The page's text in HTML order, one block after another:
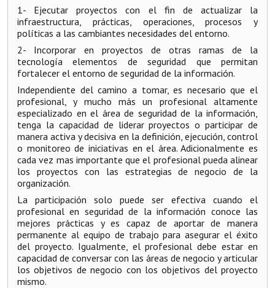
1- Ejecutar proyectos con el fin de actualizar la
infraestructura, prácticas, operaciones, procesos y
políticas a las cambiantes necesidades del entorno.
2- Incorporar en proyectos de otras ramas de la
tecnología elementos de seguridad que permitan
fortalecer el entorno de seguridad de la información.
Independiente del camino a tomar, es necesario que el
profesional, y mucho más un profesional altamente
especializado en el área de seguridad de la información,
tenga la capacidad de liderar proyectos o participar de
manera activa y decisiva en la definición, ejecución, control
o monitoreo de iniciativas en el área. Adicionalmente es
cada vez mas importante que el profesional pueda alinear
los proyectos con las estrategias de negocio de la
organización.
La participación solo puede ser efectiva cuando el
profesional en seguridad de la información conoce las
mejores prácticas y es capaz de aportar de manera
permanente al equipo de trabajo para asegurar el éxito
del proyecto. Igualmente, el profesional debe estar en
capacidad de conversar con las áreas de negocio y articular
los objetivos de negocio con los objetivos del proyecto
mismo.